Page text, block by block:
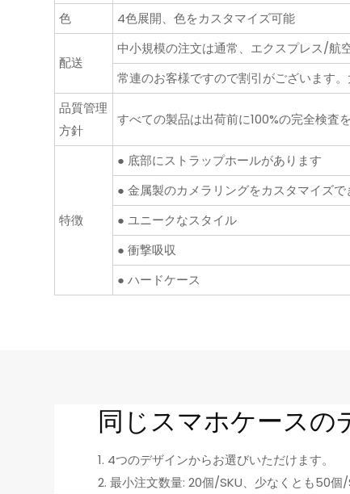
色
4色展開、色をカスタマイズ可能
配送
中小規模の注文は通常、エクスプレス/航
常連のお客様ですので割引がございます
品質管理
方針
すべての製品は出荷前に100%の完全検査
特徴
● 底部にストラップホールがあります
● 金属製のカメラリングをカスタマイズ
● ユニークなスタイル
● 衝撃吸収
● ハードケース
同じスマホケース
1. 4つのデザインからお選びいただけます。
2. 最小注文数量: 20個/SKU、少なくとも50個/